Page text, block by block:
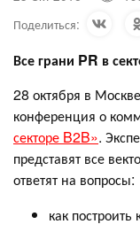
Поделиться:
Все грани PR в
28 октября в
конференция о
секторе B2B».
представят все
ответят на вопросы:
как